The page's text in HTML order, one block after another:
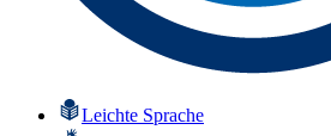
Leichte Sprache